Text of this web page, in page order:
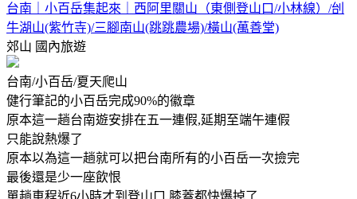
台南｜小百岳集起來｜西阿里關山（東側登山口/小林線）/刣
牛湖山(紫竹寺)/三腳南山(跳跳農場)/橫山(萬善堂)
郊山 國內旅遊
台南/小百岳/夏天爬山
健行筆記的小百岳完成90%的徽章
原本這一趟台南遊安排在五一連假,延期至端午連假
只能說熱爆了
原本以為這一趟就可以把台南所有的小百岳一次撿完
最後還是少一座飲恨
單趟車程近6小時才到登山口,膝蓋都快爆掉了